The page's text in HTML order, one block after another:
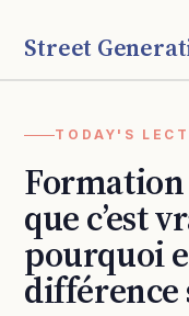
Street
TODAY'S
que c’est
pourquoi
différence